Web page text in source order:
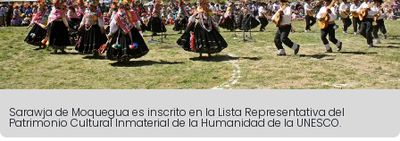
Sarawja de Moquegua es inscrito en la Lista Representativa del
Patrimonio Cultural Inmaterial de la Humanidad de la UNESCO.